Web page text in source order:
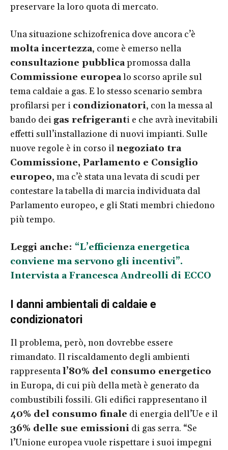
preservare la loro quota di mercato.
Una situazione schizofrenica dove ancora c’è
molta incertezza, come è emerso nella
consultazione pubblicapromossa dalla
Commissione europealo scorso aprile sul
tema caldaie a gas. E lo stesso scenario sembra
profilarsi per i condizionatori, con la messa al
bando dei gas refrigeranti e che avrà inevitabili
effetti sull’installazione di nuovi impianti. Sulle
nuove regole è in corso ilnegoziato tra
Commissione, Parlamento e Consiglio
europeo, ma c’è stata una levata di scudi per
contestare la tabella di marcia individuata dal
Parlamento europeo, e gli Stati membri chiedono
più tempo.
Leggi anche: “L’efficienza energetica
conviene ma servono gli incentivi”.
Intervista a Francesca Andreolli di ECCO
I danni ambientali di caldaie e
condizionatori
Il problema, però, non dovrebbe essere
rimandato. Il riscaldamento degli ambienti
rappresental’80% del consumo energetico
in Europa, di cui più della metà è generato da
combustibili fossili. Gli edifici rappresentano il
40% del consumo finale di energia dell’Ue e il
36% delle sue emissioni di gas serra. “Se
l’Unione europea vuole rispettare i suoi impegni